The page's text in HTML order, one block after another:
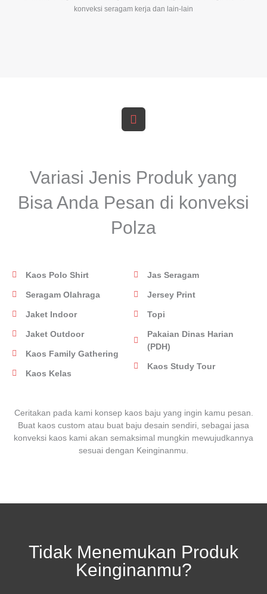
konveksi seragam kerja dan lain-lain
Variasi Jenis Produk yang
Bisa Anda Pesan di konveksi
Polza
Kaos Polo Shirt
Seragam Olahraga
Jaket Indoor
Jaket Outdoor
Kaos Family Gathering
Kaos Kelas
Jas Seragam
Jersey Print
Topi
Pakaian Dinas Harian
(PDH)
Kaos Study Tour
Ceritakan pada kami konsep kaos baju yang ingin kamu pesan.
Buat kaos custom atau buat baju desain sendiri, sebagai jasa
konveksi kaos kami akan semaksimal mungkin mewujudkannya
sesuai dengan Keinginanmu.
Tidak Menemukan Produk
Keinginanmu?